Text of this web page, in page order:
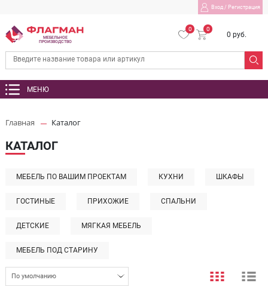
Вход/ Регистрация
МЕБЕЛЬНОЕ
ПРОИЗВОДСТВО
0 0
0 руб.
МЕНЮ
Главная Каталог
КАТАЛОГ
МЕБЕЛЬ ПО ВАШИМ ПРОЕКТАМ КУХНИ ШКАФЫ
ГОСТИНЫЕ ПРИХОЖИЕ СПАЛЬНИ
ДЕТСКИЕ МЯГКАЯ МЕБЕЛЬ
МЕБЕЛЬ ПОД СТАРИНУ
По умолчанию